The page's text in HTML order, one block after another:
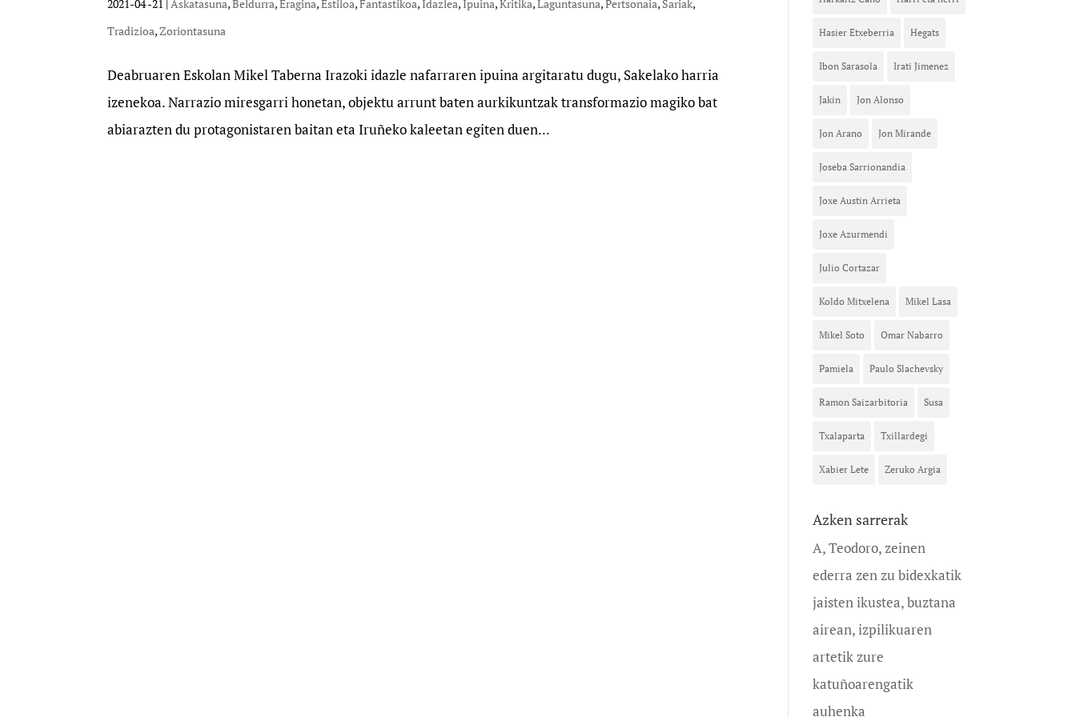
2021-04 -21 Askatasuna,Beldurra,Eragina,Estiloa,Fantastikoa,Idazlea,Ipuina,Kritika,Laguntasuna,Pertsonaia, Sariak,
Tradizioa,Zoriontasuna
Deabruaren Eskolan Mikel Taberna Irazoki idazle nafarraren ipuina argitaratu dugu, Sakelako harria
izenekoa. Narrazio miresgarri honetan, objektu arrunt baten aurkikuntzak transformazio magiko bat
abiarazten du protagonistaren baitan eta Iruñeko kaleetan egiten duen...
Hasier Etxeberria Hegats
Ibon Sarasola Irati Jimenez
Jakin Jon Alonso
Jon Arano Jon Mirande
Joseba Sarrionandia
Joxe Austin Arrieta
Joxe Azurmendi
Julio Cortazar
Koldo Mitxelena Mikel Lasa
Mikel Soto Omar Nabarro
Pamiela Paulo Slachevsky
Ramon Saizarbitoria Susa
Txalaparta Txillardegi
Xabier Lete Zeruko Argia
Azken sarrerak
A, Teodoro, zeinen
ederra zen zu bidexkatik
jaisten ikustea, buztana
airean, izpilikuaren
artetik zure
katuñoarengatik
auhenka